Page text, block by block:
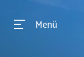
Menü